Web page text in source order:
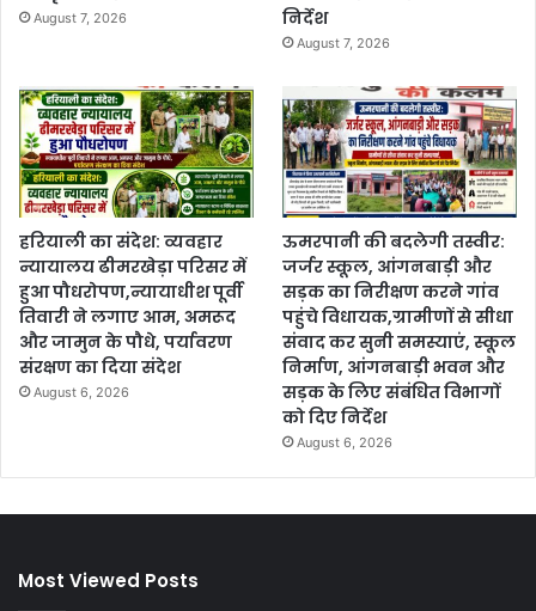
August 7, 2026
निर्देश
August 7, 2026
हरियाली का संदेश: व्यवहार
न्यायालय ढीमरखेड़ा परिसर में
हुआ पौधरोपण,न्यायाधीश पूर्वी
तिवारी ने लगाए आम, अमरूद
और जामुन के पौधे, पर्यावरण
संरक्षण का दिया संदेश
August 6, 2026
ऊमरपानी की बदलेगी तस्वीर:
जर्जर स्कूल, आंगनबाड़ी और
सड़क का निरीक्षण करने गांव
पहुंचे विधायक,ग्रामीणों से सीधा
संवाद कर सुनी समस्याएं, स्कूल
निर्माण, आंगनबाड़ी भवन और
सड़क के लिए संबंधित विभागों
को दिए निर्देश
August 6, 2026
Most Viewed Posts